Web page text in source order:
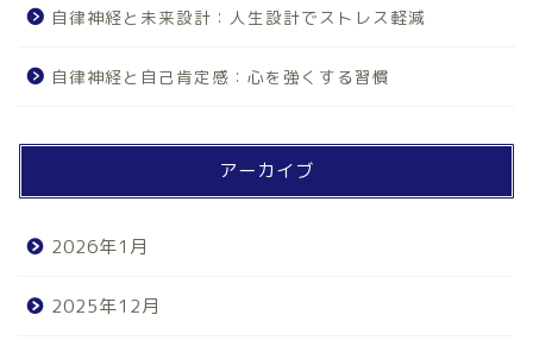
自律神経と未来設計：人生設計でストレス軽減
自律神経と自己肯定感：心を強くする習慣
アーカイブ
2026年1月
2025年12月